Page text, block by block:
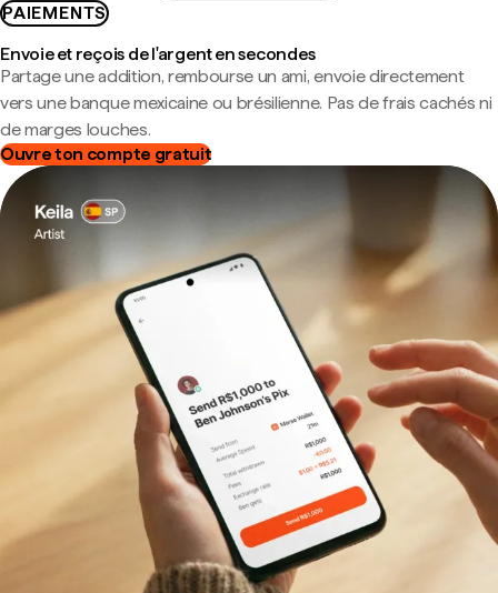
PAIEMENTS
Envoie et reçois de l'argent en secondes
Partage une addition, rembourse un ami, envoie directement
vers une banque mexicaine ou brésilienne. Pas de frais cachés ni
de marges louches.
Ouvre ton compte gratuit